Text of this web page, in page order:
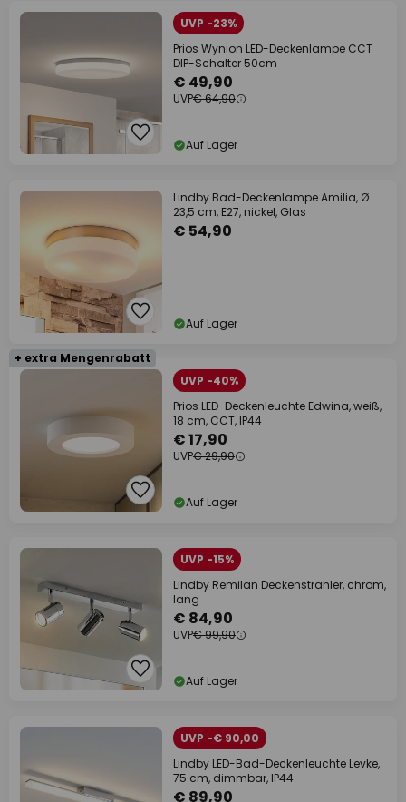
UVP -23%
Prios Wynion LED-Deckenlampe CCT
DIP-Schalter 50cm
€ 49,90
UVP€ 64,90
Auf Lager
Lindby Bad-Deckenlampe Amilia, Ø
23,5 cm, E27, nickel, Glas
€ 54,90
Auf Lager
+ extra Mengenrabatt
UVP -40%
Prios LED-Deckenleuchte Edwina, weiß,
18 cm, CCT, IP44
€ 17,90
UVP€ 29,90
Auf Lager
UVP -15%
Lindby Remilan Deckenstrahler, chrom,
lang
€ 84,90
UVP€ 99,90
Auf Lager
UVP -€ 90,00
Lindby LED-Bad-Deckenleuchte Levke,
75 cm, dimmbar, IP44
€ 89,90